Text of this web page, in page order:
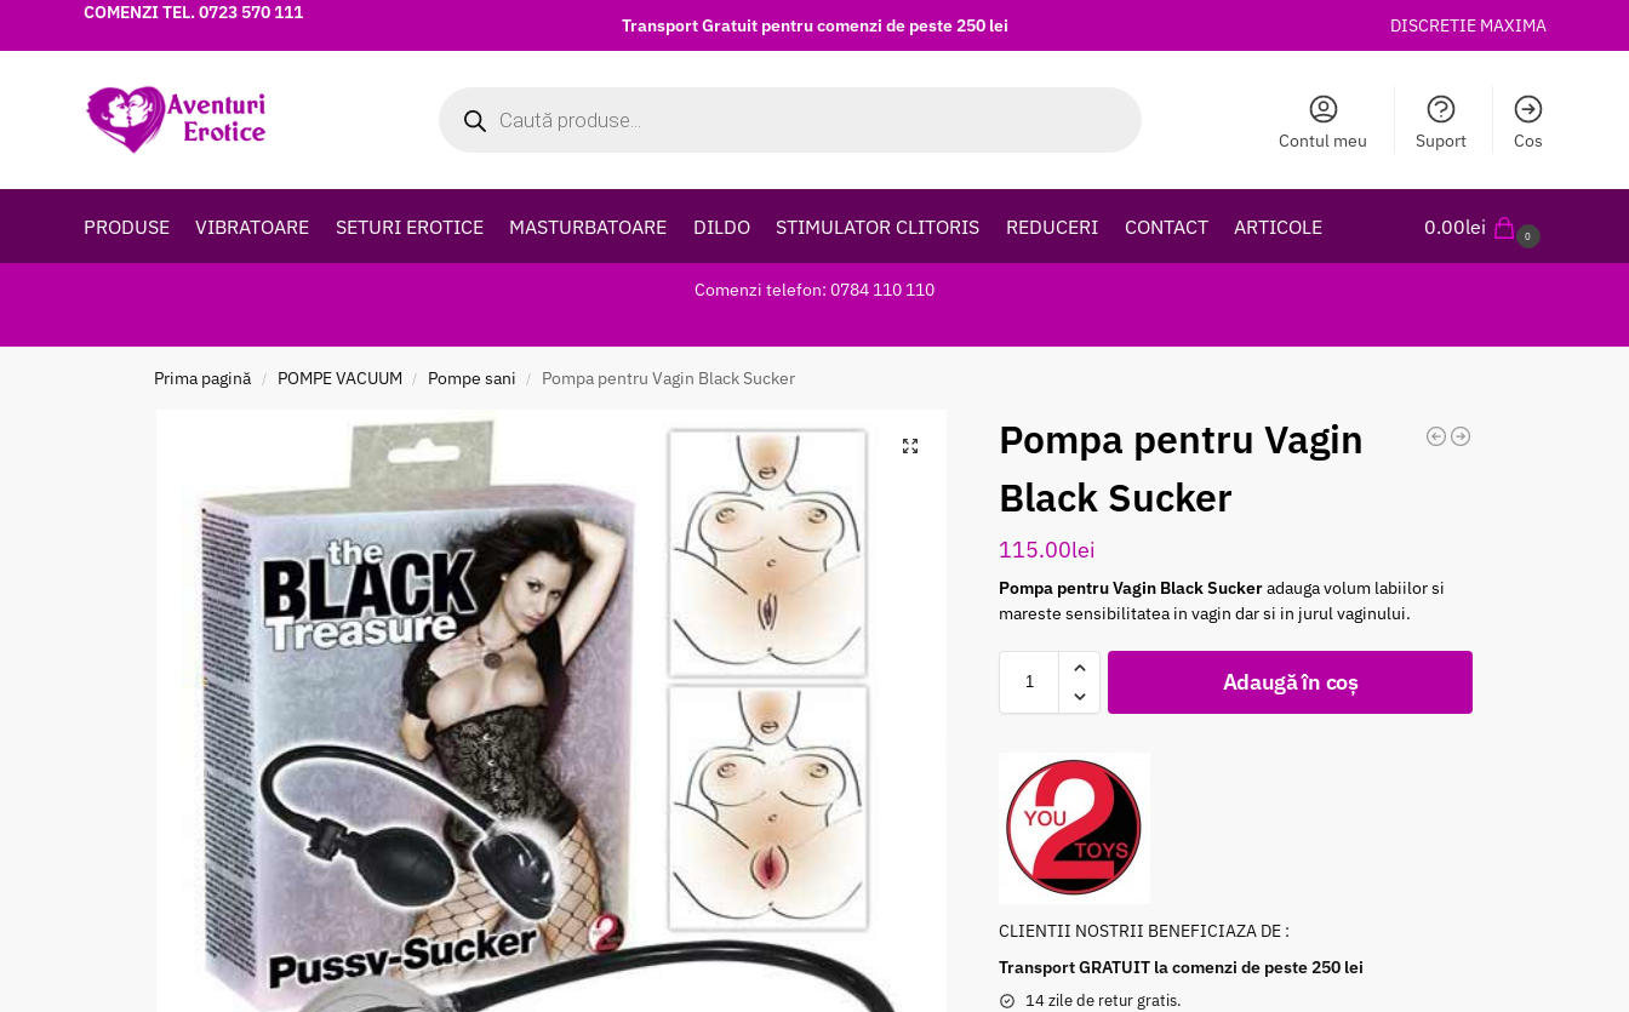
COMENZI TEL.0723 570 111
Transport Gratuit pentru comenzi de peste 250 lei DISCRETIE MAXIMA
Contul meu Suport Cos
PRODUSE VIBRATOARE SETURI EROTICE MASTURBATOARE DILDO STIMULATOR CLITORIS REDUCERI CONTACT ARTICOLE 0.00lei 0
Comenzi telefon: 0784 110 110
Prima pagină / POMPE VACUUM / Pompe sani / Pompa pentru Vagin Black Sucker
Pompa pentru Vagin
Black Sucker
115.00lei
Pompa pentru Vagin Black Suckeradauga volum labiilor si
mareste sensibilitatea in vagin dar si in jurul vaginului.
Adaugă în coș
CLIENTII NOSTRII BENEFICIAZA DE :
Transport GRATUIT la comenzi de peste 250 lei
14 zile de retur gratis.